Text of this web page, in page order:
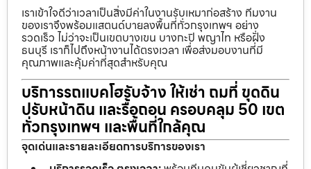
เราเข้าใจดีว่าเวลาเป็นสิ่งมีค่าในงานรับเหมาก่อสร้าง ทีมงาน
ของเราจึงพร้อมแสตนด์บายลงพื้นที่ทั่วกรุงเทพฯ อย่าง
รวดเร็ว ไม่ว่าจะเป็นเขตบางเขน บางกะปิ พญาไท หรือฝั่ง
ธนบุรี เราก็ไปถึงหน้างานได้ตรงเวลา เพื่อส่งมอบงานที่มี
คุณภาพและคุ้มค่าที่สุดสำหรับคุณ
บริการรถแบคโฮรับจ้าง ให้เช่า ถมที่ ขุดดิน
ปรับหน้าดิน และรื้อถอน ครอบคลุม 50 เขต
ทั่วกรุงเทพฯ และพื้นที่ใกล้คุณ
จุดเด่นและรายละเอียดการบริการของเรา